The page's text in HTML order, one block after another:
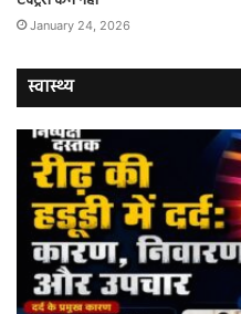
January 24, 2026
स्वास्थ्य